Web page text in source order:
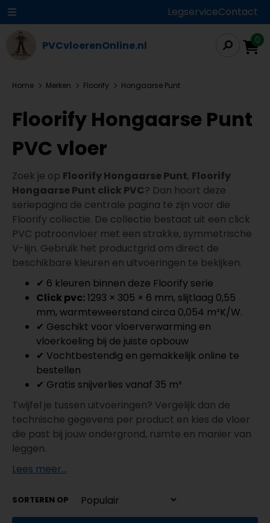
LegserviceContact
PVCvloerenOnline.nl 0
Home Merken Floorify Hongaarse Punt
Floorify Hongaarse Punt
PVC vloer
Zoek je op Floorify Hongaarse Punt, Floorify
Hongaarse Punt click PVC? Dan hoort deze
seriepagina de centrale pagina te zijn voor die
Floorify collectie. De collectie bestaat uit een click
PVC patroonvloer met een strakke, symmetrische
V-lijn. Gebruik het productgrid om direct de
beschikbare kleuren en uitvoeringen te bekijken.
✔ 6 kleuren binnen deze Floorify serie
Click pvc:1293 × 305 × 6 mm, slijtlaag 0,55
mm, warmteweerstand circa 0,054 m²K/W.
✔ Geschikt voor vloerverwarming en
vloerkoeling bij de juiste opbouw
✔ Vochtbestendig en gemakkelijk online te
bestellen
✔ Gratis snijverlies vanaf 35 m²
Twijfel je tussen uitvoeringen? Vergelijk dan de
technische gegevens per product en kies de vloer
die past bij jouw ondergrond, ruimte en manier van
leggen.
Lees meer...
SORTEREN OP